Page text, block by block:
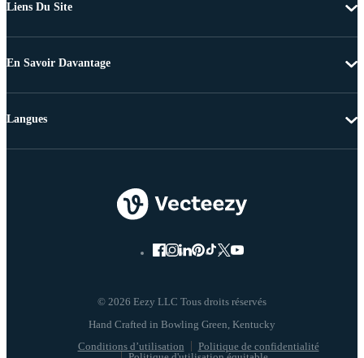
Liens Du Site
En Savoir Davantage
© 2026 Eezy LLC Tous droits réservés
Conditions d’utilisation
Politique de confidentialité
Langues